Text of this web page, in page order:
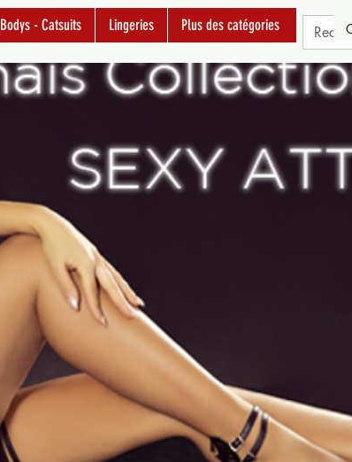
Bodys - Catsuits Lingeries Plus des catégories